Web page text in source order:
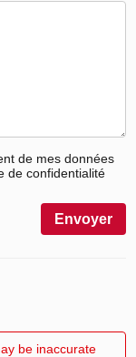
de mes données
de confidentialité
Envoyer
be inaccurate